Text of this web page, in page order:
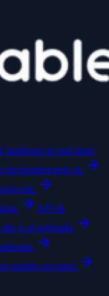
laadpunt in real time.
facturatieregels in.
API &
die u al gebruikt.
zonder account.